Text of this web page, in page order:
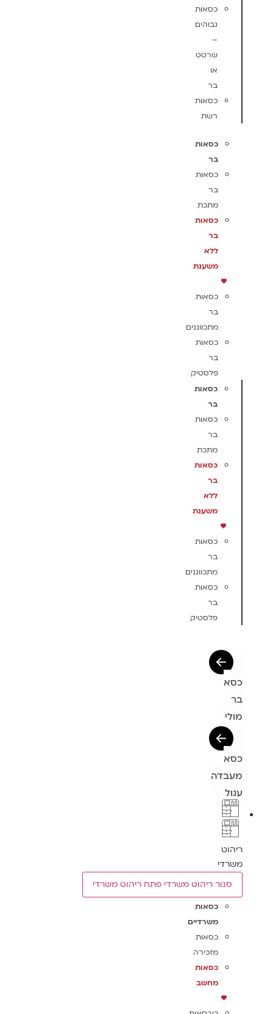
כסאות
גבוהים
–
שרטט
או
בר
כסאות
רשת
כסאות
בר
כסאות
בר
מתכת
כסאות
בר
ללא
משענת
כסאות
בר
מתכווננים
כסאות
בר
פלסטיק
כסאות
בר
כסאות
בר
מתכת
כסאות
בר
ללא
משענת
כסאות
בר
מתכווננים
כסאות
בר
פלסטיק
כסא
בר
מולי
כסא
מעבדה
עגול
ריהוט
משרדי
סגור ריהוט משרדי פתח ריהוט משרדי
כסאות
משרדיים
כסאות
מזכירה
כסאות
מחשב